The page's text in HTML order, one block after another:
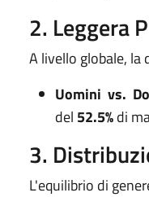
2. Leggera
A livello globale, la
Uomini vs.
del 52.5%di
3.
L'equilibrio di